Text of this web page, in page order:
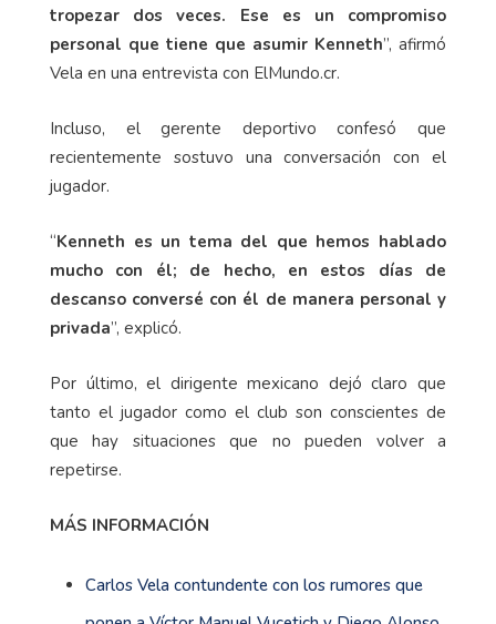
tropezar dos veces. Ese es un compromiso
personal que tiene que asumir Kenneth”, afirmó
Vela en una entrevista con ElMundo.cr.
Incluso, el gerente deportivo confesó que
recientemente sostuvo una conversación con el
jugador.
“Kenneth es un tema del que hemos hablado
mucho con él; de hecho, en estos días de
descanso conversé con él de manera personal y
privada”, explicó.
Por último, el dirigente mexicano dejó claro que
tanto el jugador como el club son conscientes de
que hay situaciones que no pueden volver a
repetirse.
MÁS INFORMACIÓN
Carlos Vela contundente con los rumores que